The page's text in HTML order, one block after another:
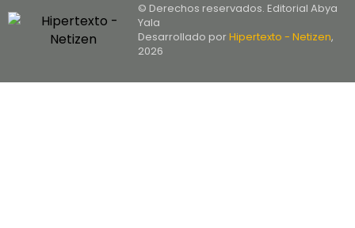
© Derechos reservados. Editorial Abya
Yala
Desarrollado porHipertexto - Netizen,
2026